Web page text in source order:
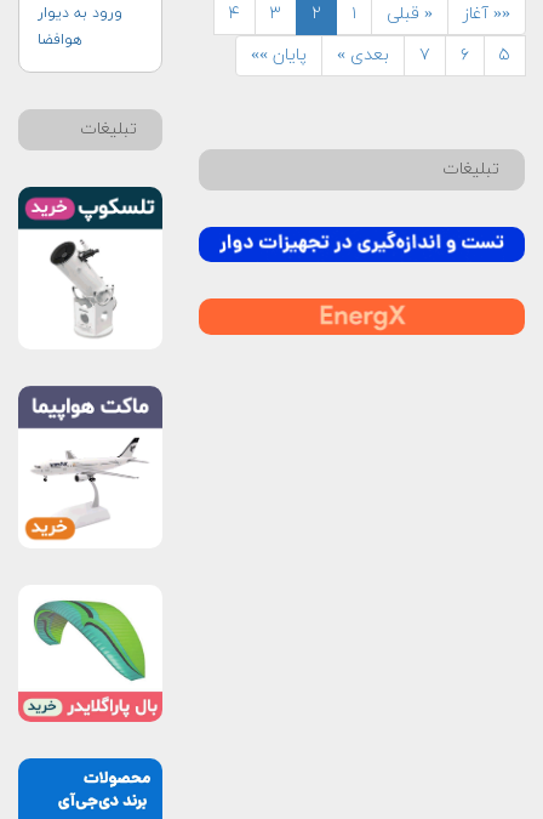
«« آغاز « قبلی ۱ ۲ ۳
۴
۵
۶ ۷ بعدی » پایان »»
تبلیغات
ورود به دیوار
هوافضا
تبلیغات